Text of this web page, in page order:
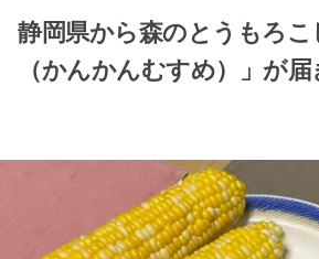
静岡県から森のとうもろこ
（かんかんむすめ）」が